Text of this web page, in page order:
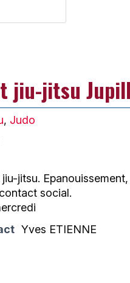
jiu-jitsu
, Judo
jitsu.
social.
Yves ETIENNE